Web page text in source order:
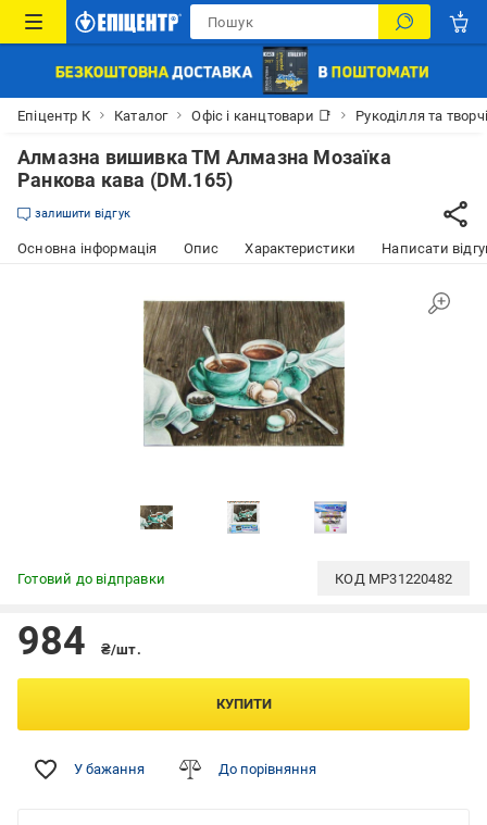
Епіцентр К Каталог Офіс і канцтовари 📑 Рукоділля та
Алмазна вишивка ТМ Алмазна Мозаїка
Ранкова кава (DM.165)
залишити відгук
Основна інформація Опис Характеристики Написати
Готовий до відправки КОД MP31220482
984 ₴/шт.
КУПИТИ
У бажання До порівняння